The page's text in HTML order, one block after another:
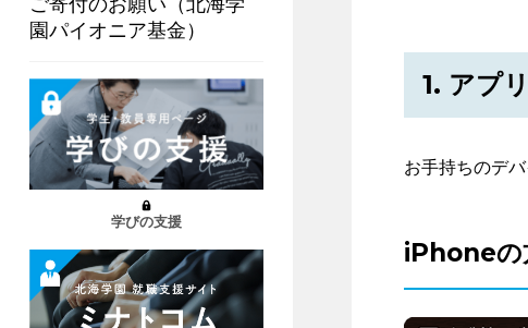
園パイオニア基金）
学びの支援
1. アプ
お手持ちのデ
iPhoneの